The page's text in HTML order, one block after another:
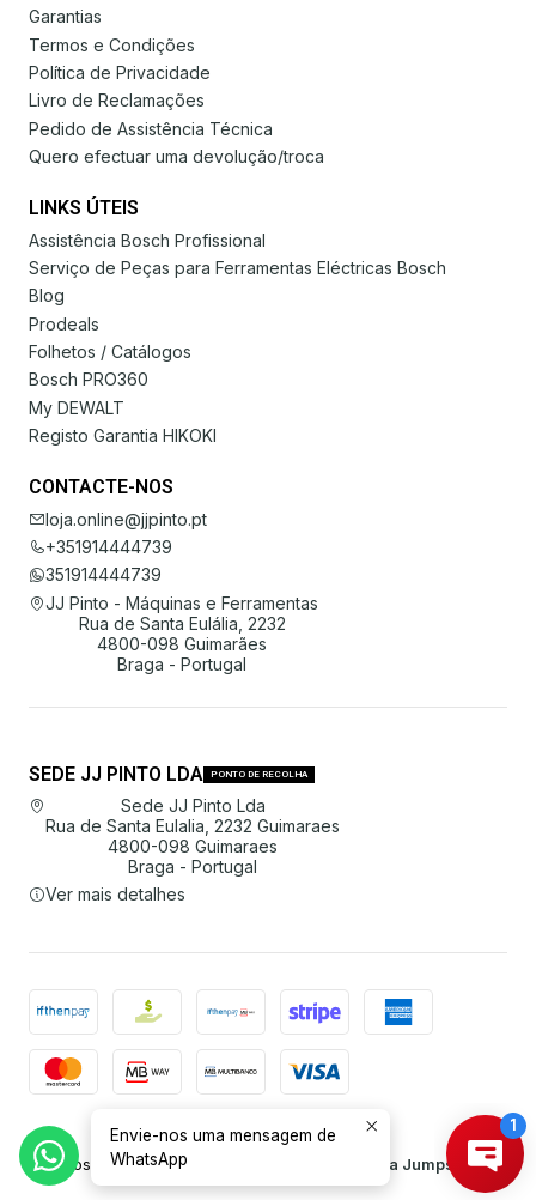
Garantias
Termos e Condições
Política de Privacidade
Livro de Reclamações
Pedido de Assistência Técnica
Quero efectuar uma devolução/troca
LINKS ÚTEIS
Assistência Bosch Profissional
Serviço de Peças para Ferramentas Eléctricas Bosch
Blog
Prodeals
Folhetos / Catálogos
Bosch PRO360
My DEWALT
Registo Garantia HIKOKI
CONTACTE-NOS
loja.online@jjpinto.pt
+351914444739
351914444739
JJ Pinto - Máquinas e Ferramentas
Rua de Santa Eulália, 2232
4800-098 Guimarães
Braga - Portugal
SEDE JJ PINTO LDA PONTO DE RECOLHA
Sede JJ Pinto Lda
Rua de Santa Eulalia, 2232 Guimaraes
4800-098 Guimaraes
Braga - Portugal
Ver mais detalhes
2026 JJ Pinto Lda.
Todos os Direitos Reservados.
Com tecnologia Jumpseller.
Envie-nos uma mensagem de
WhatsApp